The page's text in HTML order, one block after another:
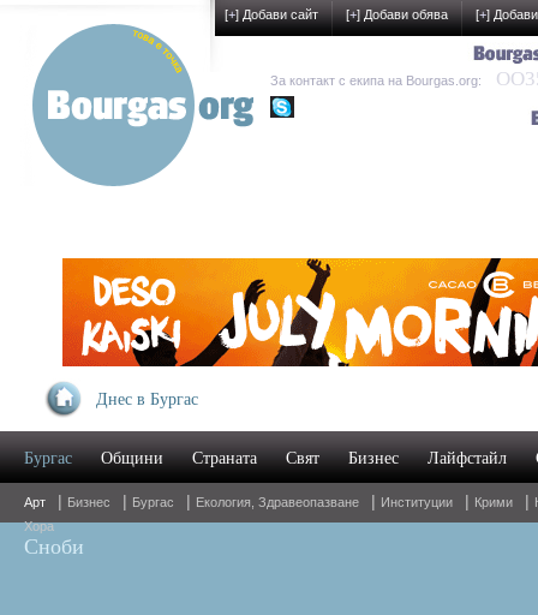
Днес в Бургас
Бургас Общини Страната Свят Бизнес Лайфстайл
Арт | Бизнес | Бургас | Екология, Здравеопазване | Институции | Крими |
Хора
Сноби
[+] Добави сайт [+] Добави обява [+]
За контакт с екипа на Bourgas.org: